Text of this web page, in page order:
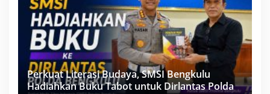
Perkuat Literasi Budaya, SMSI Bengkulu
Hadiahkan Buku Tabot untuk Dirlantas Polda